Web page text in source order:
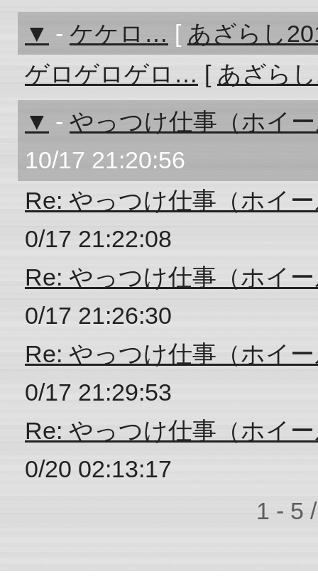
▼ - ケケロ… [ あざらし
ゲロゲロゲロ… [ あざら
▼ - やっつけ仕事（ホイ
10/17 21:20:56
Re: やっつけ仕事（ホイ
0/17 21:22:08
Re: やっつけ仕事（ホイ
0/17 21:26:30
Re: やっつけ仕事（ホイ
0/17 21:29:53
Re: やっつけ仕事（ホイ
0/20 02:13:17
1 - 5